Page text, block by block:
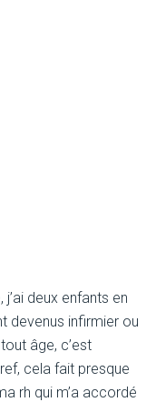
deux enfants en
devenus infirmier ou
âge, c’est
cela fait presque
rh qui m’a accordé